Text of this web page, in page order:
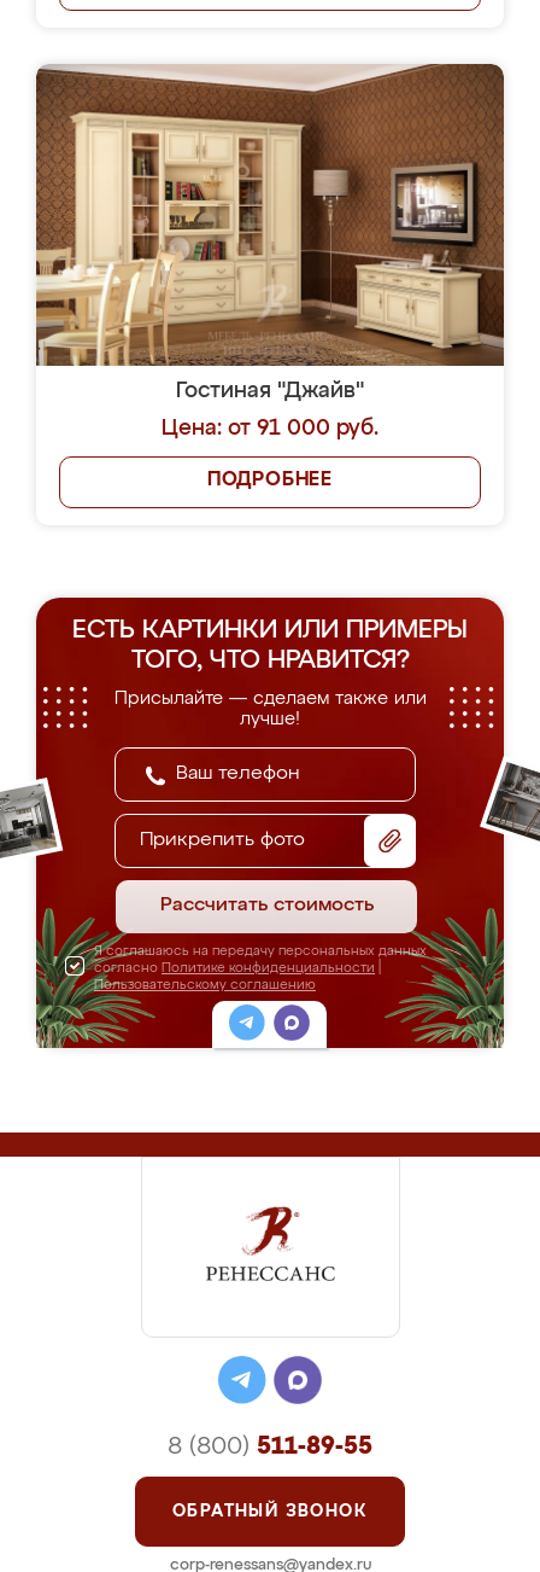
Гостиная "Джайв"
Цена: от 91 000 руб.
ПОДРОБНЕЕ
ЕСТЬ КАРТИНКИ ИЛИ ПРИМЕРЫ
ТОГО, ЧТО НРАВИТСЯ?
Присылайте — сделаем также или
лучше!
Прикрепить фото
Рассчитать стоимость
Я соглашаюсь на передачу персональных данных
согласно Политике конфиденциальности
Пользовательскому соглашению
8 (800) 511-89-55
ОБРАТНЫЙ ЗВОНОК
corp-renessans@yandex.ru